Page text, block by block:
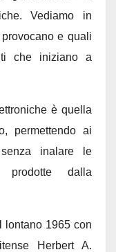
Vediamo in
e quali
che iniziano a
è quella
permettendo ai
inalare le
prodotte dalla
lontano 1965 con
Herbert A.